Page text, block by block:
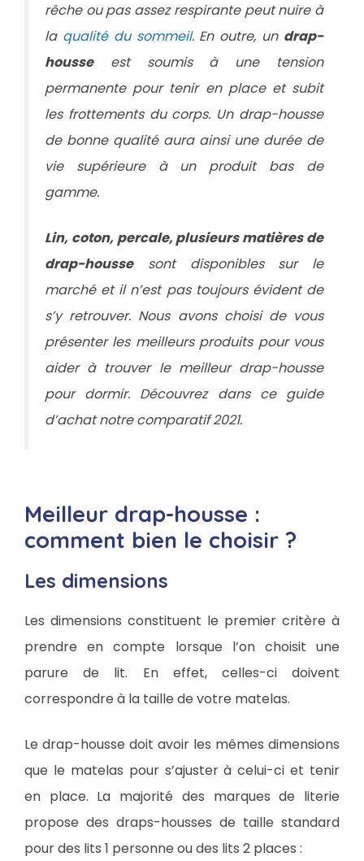
rêche ou pas assez respirante peut nuire à
la qualité du sommeil. En outre, un drap-
housseest soumis à une tension
permanente pour tenir en place et subit
les frottements du corps. Un drap-housse
de bonne qualité aura ainsi une durée de
vie supérieure à un produit bas de
gamme.
Lin, coton, percale, plusieurs matières de
drap-houssesont disponibles sur le
marché et il n’est pas toujours évident de
s’y retrouver. Nous avons choisi de vous
présenter les meilleurs produits pour vous
aider à trouver le meilleur drap-housse
pour dormir. Découvrez dans ce guide
d’achat notre comparatif 2021.
Meilleur drap-housse :
comment bien le choisir ?
Les dimensions
Les dimensions constituent le premier critère à
prendre en compte lorsque l’on choisit une
parure de lit. En effet, celles-ci doivent
correspondre à la taille de votre matelas.
Le drap-housse doit avoir les mêmes dimensions
que le matelas pour s’ajuster à celui-ci et tenir
en place. La majorité des marques de literie
propose des draps-housses de taille standard
pour des lits 1 personne ou des lits 2 places :